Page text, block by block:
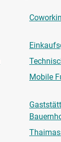
Mobile